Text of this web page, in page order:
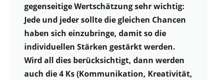
gegenseitige Wertschätzung sehr wichtig:
Jede und jeder sollte die gleichen Chancen
haben sich einzubringe, damit so die
individuellen Stärken gestärkt werden.
Wird all dies berücksichtigt, dann werden
auch die 4 Ks (Kommunikation, Kreativität,